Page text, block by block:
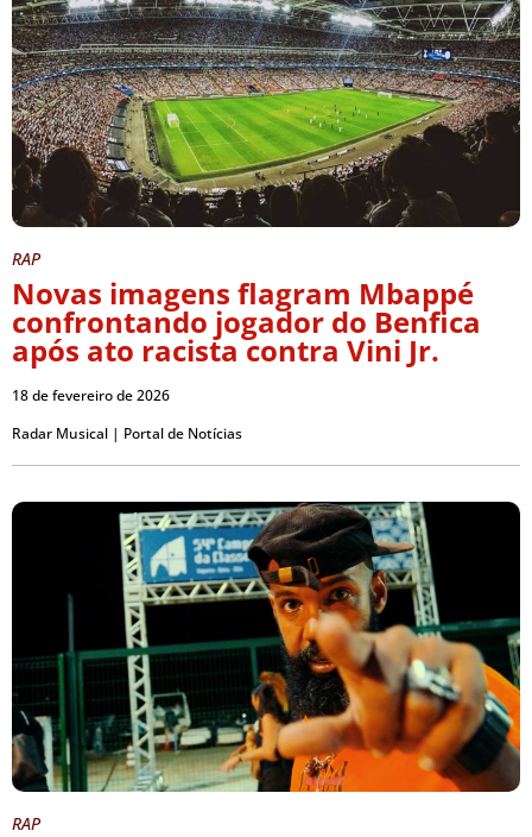
RAP
Novas imagens flagram Mbappé
confrontando jogador do Benfica
após ato racista contra Vini Jr.
18 de fevereiro de 2026
Radar Musical | Portal de Notícias
RAP